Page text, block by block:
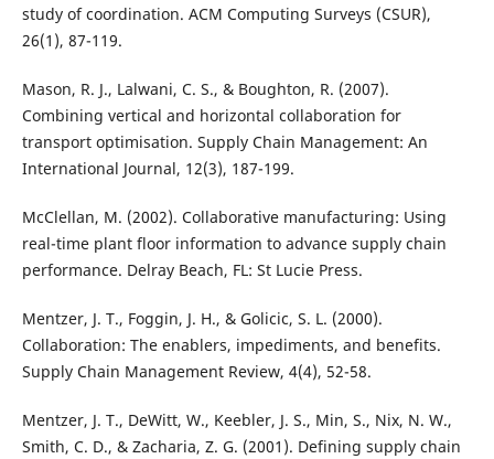
study of coordination. ACM Computing Surveys (CSUR),
26(1), 87-119.
Mason, R. J., Lalwani, C. S., & Boughton, R. (2007).
Combining vertical and horizontal collaboration for
transport optimisation. Supply Chain Management: An
International Journal, 12(3), 187-199.
McClellan, M. (2002). Collaborative manufacturing: Using
real-time plant floor information to advance supply chain
performance. Delray Beach, FL: St Lucie Press.
Mentzer, J. T., Foggin, J. H., & Golicic, S. L. (2000).
Collaboration: The enablers, impediments, and benefits.
Supply Chain Management Review, 4(4), 52-58.
Mentzer, J. T., DeWitt, W., Keebler, J. S., Min, S., Nix, N. W.,
Smith, C. D., & Zacharia, Z. G. (2001). Defining supply chain